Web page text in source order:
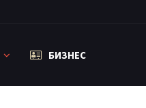
БИЗНЕС